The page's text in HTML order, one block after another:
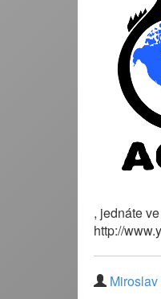
, jednáte
http://
Miroslav